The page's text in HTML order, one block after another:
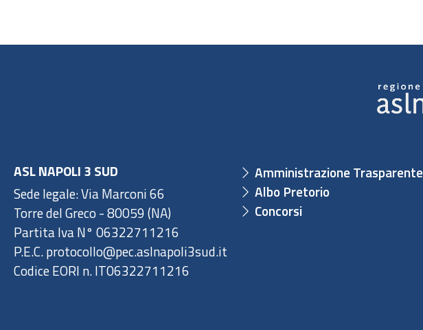
ASL NAPOLI 3 SUD
Sede legale: Via Marconi 66
Torre del Greco - 80059 (NA)
Partita Iva N° 06322711216
P.E.C. protocollo@pec.aslnapoli3sud.it
Codice EORI n. IT06322711216
Amministrazione Trasparente
Albo Pretorio
Concorsi